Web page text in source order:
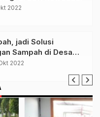
2022
jadi Solusi
Sampah di Desa
2022